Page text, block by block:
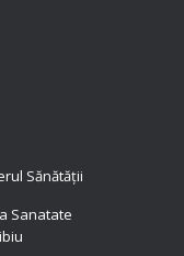
Sănătății
Sanatate